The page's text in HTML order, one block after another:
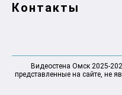
Контакты
Видеостена Омск 2025-
представленные на сайте, не